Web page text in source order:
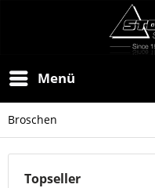
Menü
Broschen
Topseller